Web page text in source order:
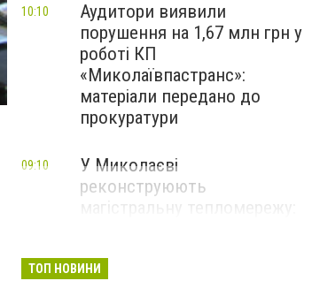
Аудитори виявили
порушення на 1,67 млн грн у
роботі КП
«Миколаївпастранс»:
матеріали передано до
прокуратури
10:10
У Миколаєві
реконструюють
09:10
ТОП НОВИНИ